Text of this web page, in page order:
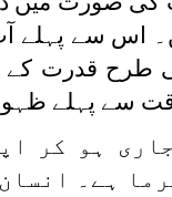
25 سال تک انتظار کریں۔
قدرت کے
سے پہلے ظہور
ہو کر
ہے۔